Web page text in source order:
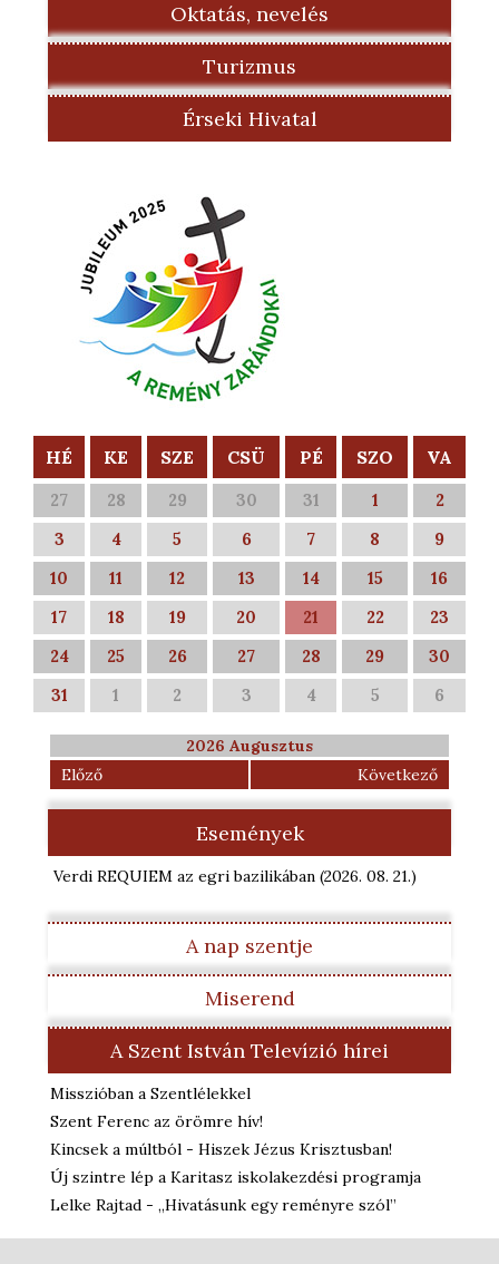
Oktatás, nevelés
Turizmus
Érseki Hivatal
HÉ KE SZE CSÜ PÉ SZO VA
27 28 29 30 31 1
2
3
4 5 6 7 8
9
10
11 12 13 14 15
16
17
18 19 20 21 22
23
24
25 26 27 28 29
30
31
1 2 3 4 5 6
2026 Augusztus
Előző
Következő
Események
Verdi REQUIEM az egri bazilikában (2026. 08. 21.)
A nap szentje
Miserend
A Szent István Televízió hírei
Misszióban a Szentlélekkel
Szent Ferenc az örömre hív!
Kincsek a múltból - Hiszek Jézus Krisztusban!
Új szintre lép a Karitasz iskolakezdési programja
Lelke Rajtad - „Hivatásunk egy reményre szól”